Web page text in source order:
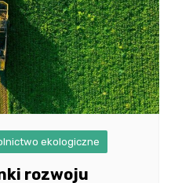
ekologiczne
rozwoju